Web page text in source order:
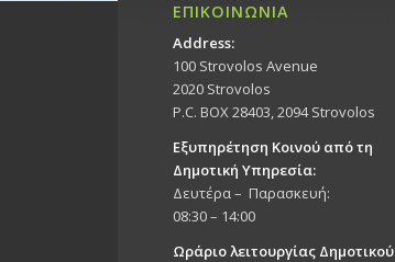
ΕΠΙΚΟΙΝΩΝΙΑ
Address:
100 Strovolos Avenue
2020 Strovolos
P.C. BOX 28403, 2094 Strovolos
Εξυπηρέτηση Κοινού από τη
Δημοτική Υπηρεσία:
Δευτέρα – Παρασκευή:
08:30 – 14:00
Ωράριο λειτουργίας Δημοτικού